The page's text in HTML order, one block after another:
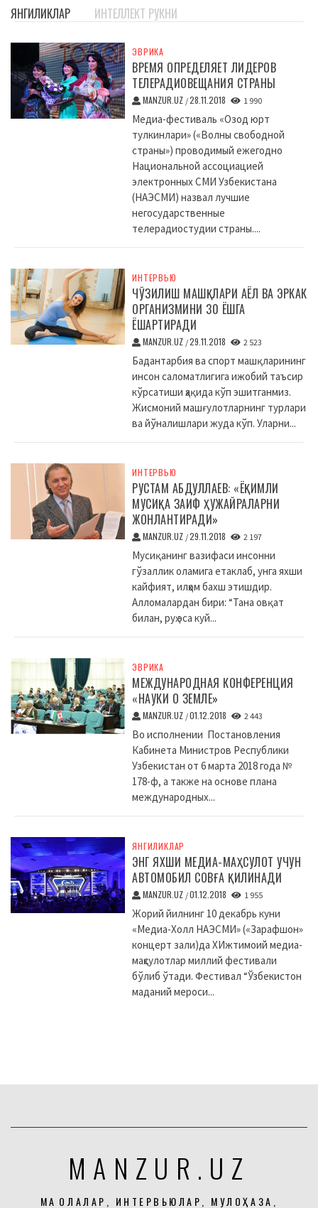
ЯНГИЛИКЛАР ИНТЕЛЛЕКТ РУКНИ
ЭВРИКА
ВРЕМЯ ОПРЕДЕЛЯЕТ ЛИДЕРОВ
ТЕЛЕРАДИОВЕЩАНИЯ СТРАНЫ
MANZUR.UZ /28.11.2018 1 990
Медиа-фестиваль «Озод юрт
тулкинлари» («Волны свободной
страны») проводимый ежегодно
Национальной ассоциацией
электронных СМИ Узбекистана
(НАЭСМИ) назвал лучшие
негосударственные
телерадиостудии страны....
ИНТЕРВЬЮ
ЧЎЗИЛИШ МАШҚЛАРИ АЁЛ ВА ЭРКАК
ОРГАНИЗМИНИ 30 ЁШГА
ЁШАРТИРАДИ
MANZUR.UZ /29.11.2018 2 523
Бадантарбия ва спорт машқларининг
инсон саломатлигига ижобий таъсир
кўрсатиши ҳақида кўп эшитганмиз.
Жисмоний машғулотларнинг турлари
ва йўналишлари жуда кўп. Уларни...
ИНТЕРВЬЮ
РУСТАМ АБДУЛЛАЕВ: «ЁҚИМЛИ
МУСИҚА ЗАИФ ҲУЖАЙРАЛАРНИ
ЖОНЛАНТИРАДИ»
MANZUR.UZ /29.11.2018 2 197
Мусиқанинг вазифаси инсонни
гўзаллик оламига етаклаб, унга яхши
кайфият, илҳом бахш этишдир.
Алломалардан бири: “Тана овқат
билан, руҳ эса куй...
ЭВРИКА
МЕЖДУНАРОДНАЯ КОНФЕРЕНЦИЯ
«НАУКИ О ЗЕМЛЕ»
MANZUR.UZ /01.12.2018 2 443
Во исполнении Постановления
Кабинета Министров Республики
Узбекистан от 6 марта 2018 года №
178-ф, а также на основе плана
международных...
ЯНГИЛИКЛАР
ЭНГ ЯХШИ МЕДИА-МАҲСУЛОТ УЧУН
АВТОМОБИЛ СОВҒА ҚИЛИНАДИ
MANZUR.UZ /01.12.2018 1 955
Жорий йилнинг 10 декабрь куни
«Медиа-Холл НАЭСМИ» («Зарафшон»
концерт зали)да XИжтимоий медиа-
маҳсулотлар миллий фестивали
бўлиб ўтади. Фестивал “Ўзбекистон
маданий мероси...
MANZUR.UZ
МАҚОЛАЛАР, ИНТЕРВЬЮЛАР, МУЛОҲАЗА,